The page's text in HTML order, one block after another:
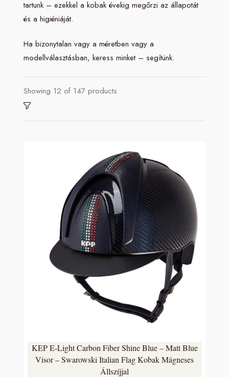
tartunk – ezekkel a kobak évekig megőrzi az állapotát
és a higiéniáját.
Ha bizonytalan vagy a méretben vagy a
modellválasztásban, keress minket – segítünk.
Showing 12 of 147 products
KEP E-Light Carbon Fiber Shine Blue – Matt Blue
Visor – Swarowski Italian Flag Kobak Mágneses
Állszíjjal